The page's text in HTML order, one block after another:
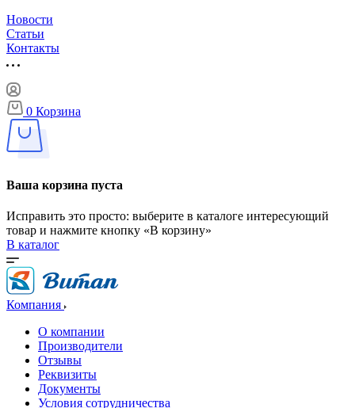
Новости
Статьи
Контакты
0 Корзина
Ваша корзина пуста
Исправить это просто: выберите в каталоге интересующий
товар и нажмите кнопку «В корзину»
В каталог
Компания
О компании
Производители
Отзывы
Реквизиты
Документы
Условия сотрудничества